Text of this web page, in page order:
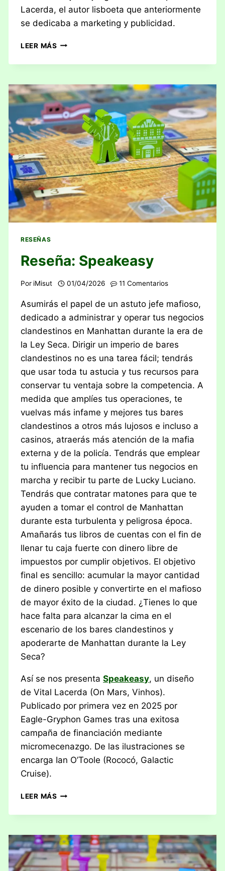
Lacerda, el autor lisboeta que anteriormente
se dedicaba a marketing y publicidad.
LEER MÁS TOP:
LACERDA
RESEÑAS
Reseña: Speakeasy
Por iMisut 01/04/2026 11 Comentarios
Asumirás el papel de un astuto jefe mafioso,
dedicado a administrar y operar tus negocios
clandestinos en Manhattan durante la era de
la Ley Seca. Dirigir un imperio de bares
clandestinos no es una tarea fácil; tendrás
que usar toda tu astucia y tus recursos para
conservar tu ventaja sobre la competencia. A
medida que amplíes tus operaciones, te
vuelvas más infame y mejores tus bares
clandestinos a otros más lujosos e incluso a
casinos, atraerás más atención de la mafia
externa y de la policía. Tendrás que emplear
tu influencia para mantener tus negocios en
marcha y recibir tu parte de Lucky Luciano.
Tendrás que contratar matones para que te
ayuden a tomar el control de Manhattan
durante esta turbulenta y peligrosa época.
Amañarás tus libros de cuentas con el fin de
llenar tu caja fuerte con dinero libre de
impuestos por cumplir objetivos. El objetivo
final es sencillo: acumular la mayor cantidad
de dinero posible y convertirte en el mafioso
de mayor éxito de la ciudad. ¿Tienes lo que
hace falta para alcanzar la cima en el
escenario de los bares clandestinos y
apoderarte de Manhattan durante la Ley
Seca?
Así se nos presentaSpeakeasy, un diseño
de Vital Lacerda (On Mars, Vinhos).
Publicado por primera vez en 2025 por
Eagle-Gryphon Games tras una exitosa
campaña de financiación mediante
micromecenazgo. De las ilustraciones se
encarga Ian O’Toole (Rococó, Galactic
Cruise).
LEER MÁS RESEÑA: